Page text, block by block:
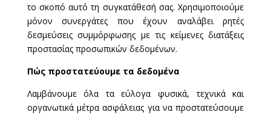
το σκοπό αυτό τη συγκατάθεσή σας. Χρησιμοποιούμε
μόνον συνεργάτες που έχουν αναλάβει ρητές
δεσμεύσεις συμμόρφωσης με τις κείμενες διατάξεις
προστασίας προσωπικών δεδομένων.
Πώς προστατεύουμε τα δεδομένα
Λαμβάνουμε όλα τα εύλογα φυσικά, τεχνικά και
οργανωτικά μέτρα ασφάλειας για να προστατεύσουμε